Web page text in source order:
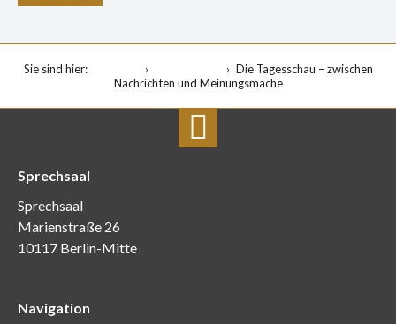
Sie sind hier:
Die Tagesschau – zwischen
Nachrichten und Meinungsmache
Sprechsaal
Sprechsaal
Marienstraße 26
10117 Berlin-Mitte
Navigation